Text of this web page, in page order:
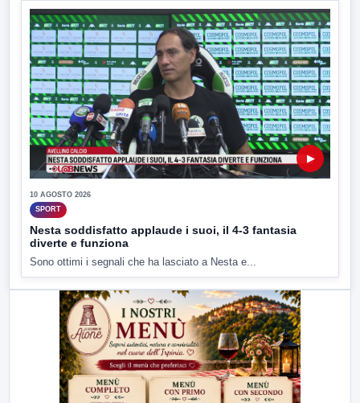
▶
10 AGOSTO 2026
SPORT
Nesta soddisfatto applaude i suoi, il 4-3 fantasia
diverte e funziona
Sono ottimi i segnali che ha lasciato a Nesta e...